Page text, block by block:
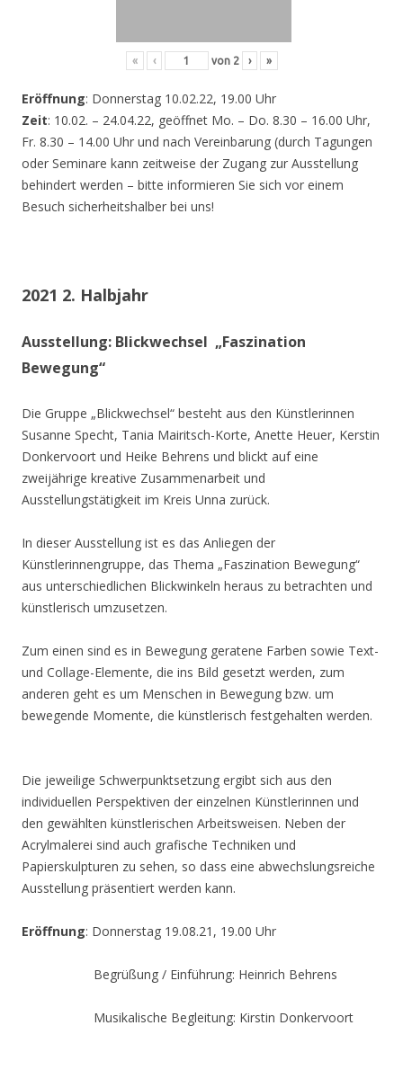
« ‹ von 2 › »
Eröffnung: Donnerstag 10.02.22, 19.00 Uhr
Zeit: 10.02. – 24.04.22, geöffnet Mo. – Do. 8.30 – 16.00 Uhr,
Fr. 8.30 – 14.00 Uhr und nach Vereinbarung (durch Tagungen
oder Seminare kann zeitweise der Zugang zur Ausstellung
behindert werden – bitte informieren Sie sich vor einem
Besuch sicherheitshalber bei uns!
2021 2. Halbjahr
Ausstellung: Blickwechsel „Faszination
Bewegung“
Die Gruppe „Blickwechsel“ besteht aus den Künstlerinnen
Susanne Specht, Tania Mairitsch-Korte, Anette Heuer, Kerstin
Donkervoort und Heike Behrens und blickt auf eine
zweijährige kreative Zusammenarbeit und
Ausstellungstätigkeit im Kreis Unna zurück.
In dieser Ausstellung ist es das Anliegen der
Künstlerinnengruppe, das Thema „Faszination Bewegung“
aus unterschiedlichen Blickwinkeln heraus zu betrachten und
künstlerisch umzusetzen.
Zum einen sind es in Bewegung geratene Farben sowie Text-
und Collage-Elemente, die ins Bild gesetzt werden, zum
anderen geht es um Menschen in Bewegung bzw. um
bewegende Momente, die künstlerisch festgehalten werden.
Die jeweilige Schwerpunktsetzung ergibt sich aus den
individuellen Perspektiven der einzelnen Künstlerinnen und
den gewählten künstlerischen Arbeitsweisen. Neben der
Acrylmalerei sind auch grafische Techniken und
Papierskulpturen zu sehen, so dass eine abwechslungsreiche
Ausstellung präsentiert werden kann.
Eröffnung: Donnerstag 19.08.21, 19.00 Uhr
Begrüßung / Einführung: Heinrich Behrens
Musikalische Begleitung: Kirstin Donkervoort